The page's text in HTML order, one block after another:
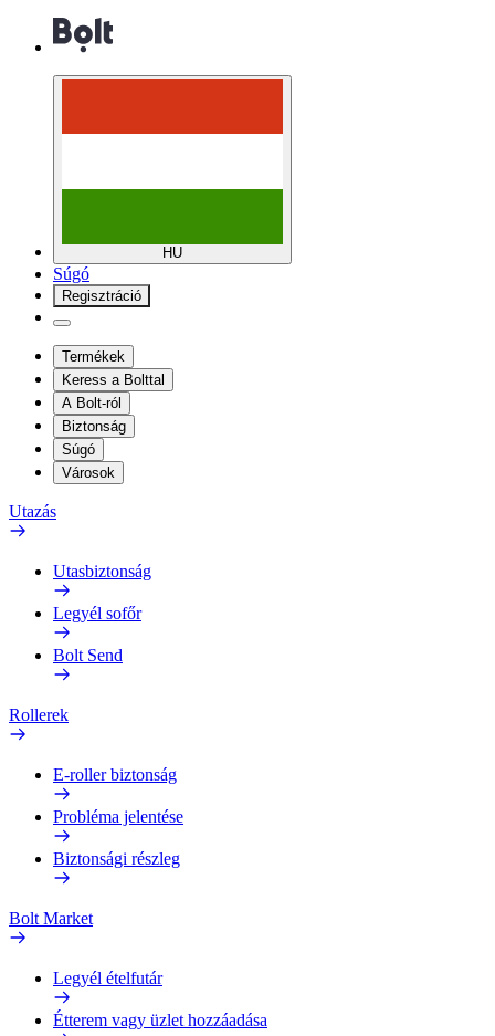
HU
Súgó
Regisztráció
Termékek
Keress a Bolttal
A Bolt-ról
Biztonság
Súgó
Városok
Utazás
Utasbiztonság
Legyél sofőr
Bolt Send
Rollerek
E-roller biztonság
Probléma jelentése
Biztonsági részleg
Bolt Market
Legyél ételfutár
Étterem vagy üzlet hozzáadása